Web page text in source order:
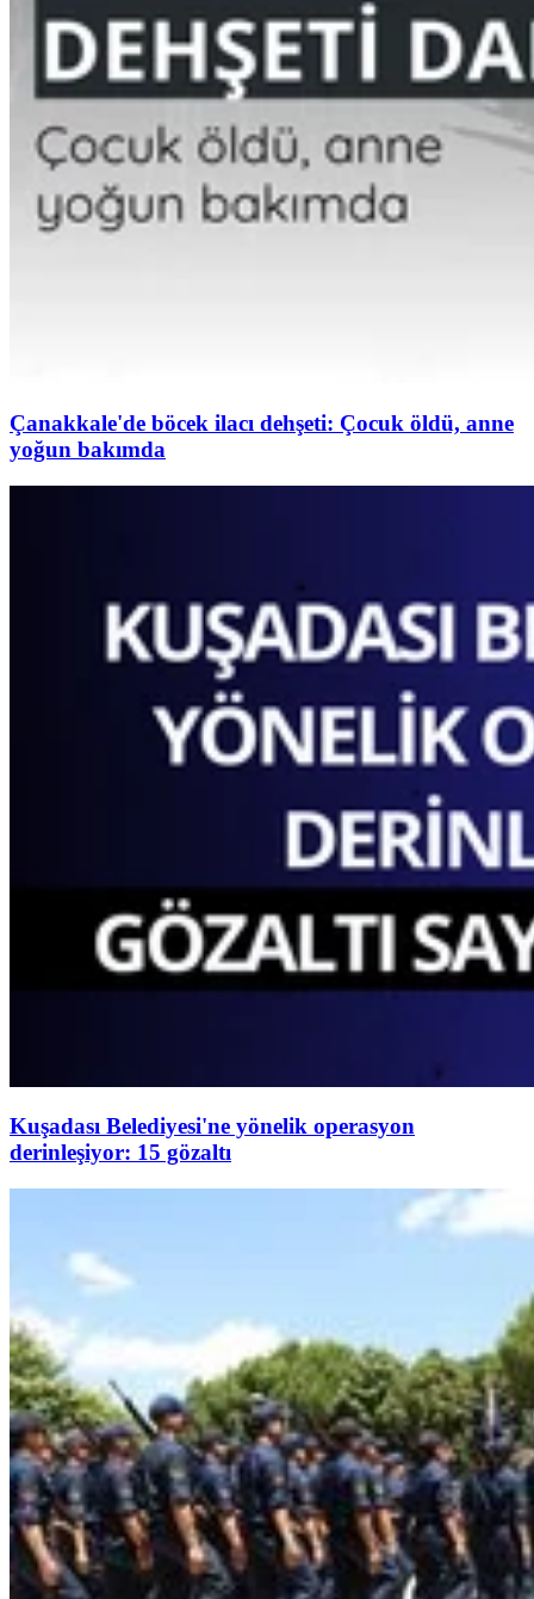
Çanakkale'de böcek ilacı dehşeti: Çocuk öldü, anne
yoğun bakımda
Kuşadası Belediyesi'ne yönelik operasyon
derinleşiyor: 15 gözaltı